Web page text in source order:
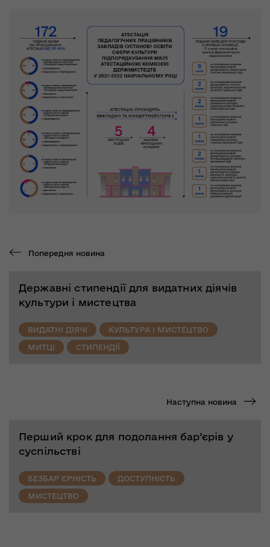
Попередня новина
Державні стипендії для видатних діячів
культури і мистецтва
ВИДАТНІ ДІЯЧІ КУЛЬТУРА І МИСТЕЦТВО
МИТЦІ СТИПЕНДІЇ
Наступна новина
Перший крок для подолання бар’єрів у
суспільстві
БЕЗБАР`ЄРНІСТЬ ДОСТУПНІСТЬ
МИСТЕЦТВО